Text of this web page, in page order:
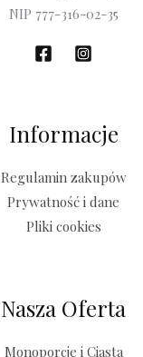
NIP 777-316-02-35
Informacje
Regulamin zakupów
Prywatność i dane
Pliki cookies
Nasza Oferta
Monoporcje i Ciasta